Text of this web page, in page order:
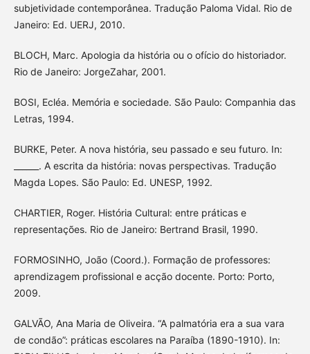
subjetividade contemporânea. Tradução Paloma Vidal. Rio de
Janeiro: Ed. UERJ, 2010.
BLOCH, Marc. Apologia da história ou o ofício do historiador.
Rio de Janeiro: JorgeZahar, 2001.
BOSI, Ecléa. Memória e sociedade. São Paulo: Companhia das
Letras, 1994.
BURKE, Peter. A nova história, seu passado e seu futuro. In:
______. A escrita da história: novas perspectivas. Tradução
Magda Lopes. São Paulo: Ed. UNESP, 1992.
CHARTIER, Roger. História Cultural: entre práticas e
representações. Rio de Janeiro: Bertrand Brasil, 1990.
FORMOSINHO, João (Coord.). Formação de professores:
aprendizagem profissional e acção docente. Porto: Porto,
2009.
GALVÃO, Ana Maria de Oliveira. “A palmatória era a sua vara
de condão”: práticas escolares na Paraíba (1890-1910). In: